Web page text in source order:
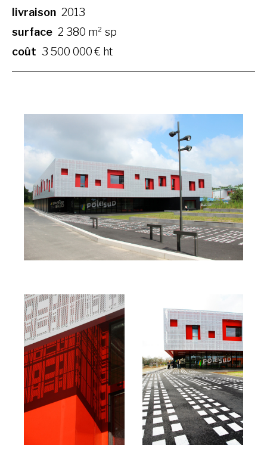
livraison 2013
surface 2 380 m² sp
coût 3 500 000 € ht